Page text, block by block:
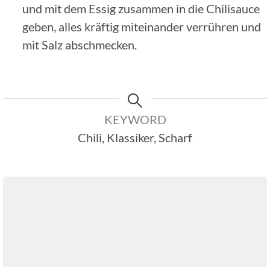
und mit dem Essig zusammen in die Chilisauce
geben, alles kräftig miteinander verrühren und
mit Salz abschmecken.
KEYWORD
Chili, Klassiker, Scharf